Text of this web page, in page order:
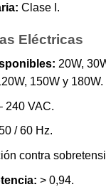
Clase I.
Eléctricas
20W,
150W y 180W.
240 VAC.
/ 60 Hz.
contra
> 0,94.